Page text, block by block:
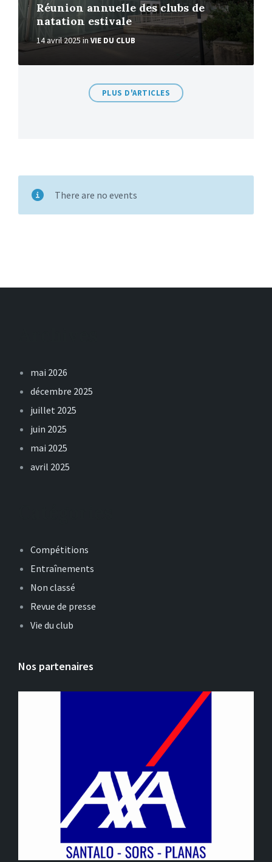
Réunion annuelle des clubs de
natation estivale
14 avril 2025inVIE DU CLUB
PLUS D'ARTICLES
There are no events
mai 2026
décembre 2025
juillet 2025
juin 2025
mai 2025
avril 2025
Compétitions
Entraînements
Non classé
Revue de presse
Vie du club
Nos partenaires